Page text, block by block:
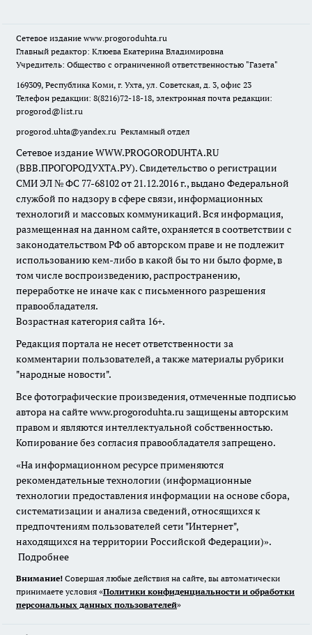
Сетевое издание www.progoroduhta.ru
Главный редактор: Клюева Екатерина Владимировна
Учредитель: Общество с ограниченной ответственностью "Газета"
169309, Республика Коми, г. Ухта, ул. Советская, д. 3, офис 23
Телефон редакции: 8(8216)72-18-18, электронная почта редакции:
progorod@list.ru
progorod.uhta@yandex.ru Рекламный отдел
Сетевое издание WWW.PROGORODUHTA.RU
(ВВВ.ПРОГОРОДУХТА.РУ). Свидетельство о регистрации
СМИ ЭЛ № ФС 77-68102 от 21.12.2016 г., выдано Федеральной
службой по надзору в сфере связи, информационных
технологий и массовых коммуникаций. Вся информация,
размещенная на данном сайте, охраняется в соответствии с
законодательством РФ об авторском праве и не подлежит
использованию кем-либо в какой бы то ни было форме, в
том числе воспроизведению, распространению,
переработке не иначе как с письменного разрешения
правообладателя.
Возрастная категория сайта 16+.
Редакция портала не несет ответственности за
комментарии пользователей, а также материалы рубрики
"народные новости".
Все фотографические произведения, отмеченные подписью
автора на сайте www.progoroduhta.ru защищены авторским
правом и являются интеллектуальной собственностью.
Копирование без согласия правообладателя запрещено.
«На информационном ресурсе применяются
рекомендательные технологии (информационные
технологии предоставления информации на основе сбора,
систематизации и анализа сведений, относящихся к
предпочтениям пользователей сети "Интернет",
находящихся на территории Российской Федерации)».
Подробнее
Внимание! Совершая любые действия на сайте, вы автоматически
принимаете условия «Политики конфиденциальности и обработки
персональных данных пользователей»